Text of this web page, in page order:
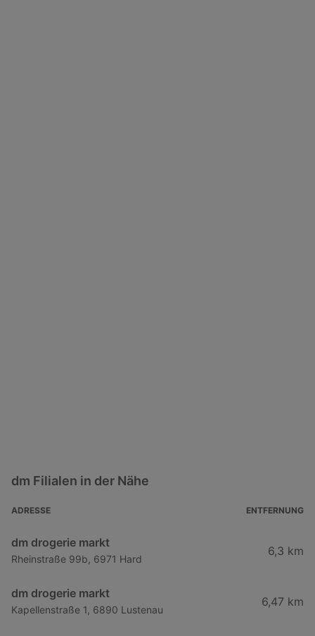
dm Filialen in der Nähe
ADRESSE ENTFERNUNG
dm drogerie markt
Rheinstraße 99b, 6971 Hard
6,3 km
dm drogerie markt
Kapellenstraße 1, 6890 Lustenau
6,47 km